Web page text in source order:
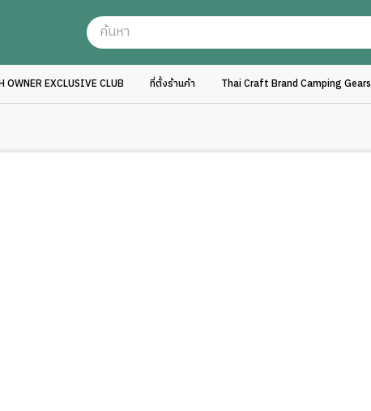
OWNER EXCLUSIVE CLUB ที่ตั้งร้านค้า Thai Craft Brand Camping Gears